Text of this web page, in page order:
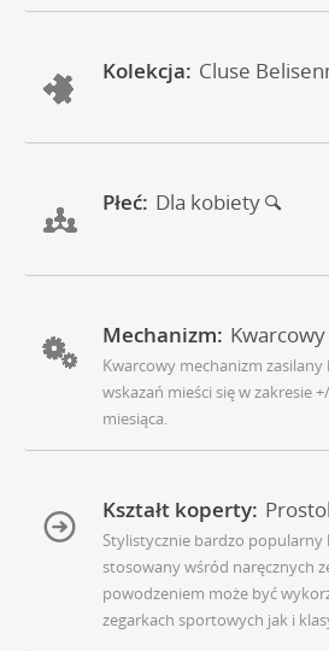
Kolekcja: Cluse
Płeć: Dla kobiety
Mechanizm: Kwarcowy
Kwarcowy mechanizm zasilany
wskazań mieści się w zakresie
miesiąca.
Kształt koperty:
Stylistycznie bardzo popularny
stosowany wśród naręcznych
powodzeniem może być
zegarkach sportowych jak i